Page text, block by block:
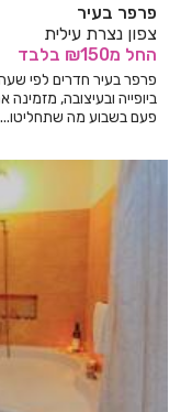
פרפר בעיר
צפון נצרת עילית
החל מ₪150 בלבד
פרפר בעיר חדרים לפי
ביופייה ובעיצובה,
פעם בשבוע מה שתחליטו...